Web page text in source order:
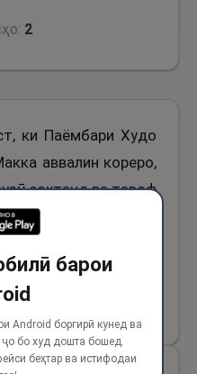
2
ки Паёмбари Худо
аввалин кореро,
сохтанд ва тавоф
аз тавоф кардан
ҳаҷ намуданд.
барои
Android боргирӣ кунед ва
бо худ дошта бошед.
беҳтар ва истифодаи